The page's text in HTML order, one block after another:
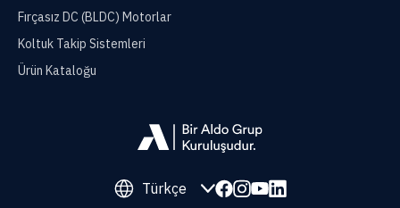
Fırçasız DC (BLDC) Motorlar
Koltuk Takip Sistemleri
Ürün Kataloğu
Türkçe